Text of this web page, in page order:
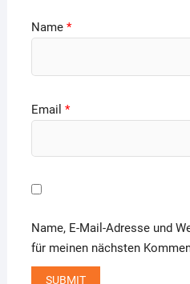
Name *
Email *
Name, E-Mail-Adresse und
für meinen nächsten